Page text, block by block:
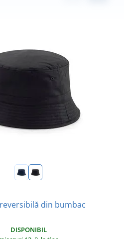
din bumbac
DISPONIBIL